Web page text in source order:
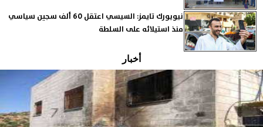
نيويورك تايمز: السيسي اعتقل 60 ألف سجين سياسي
منذ استيلائه على السلطة
أخبار